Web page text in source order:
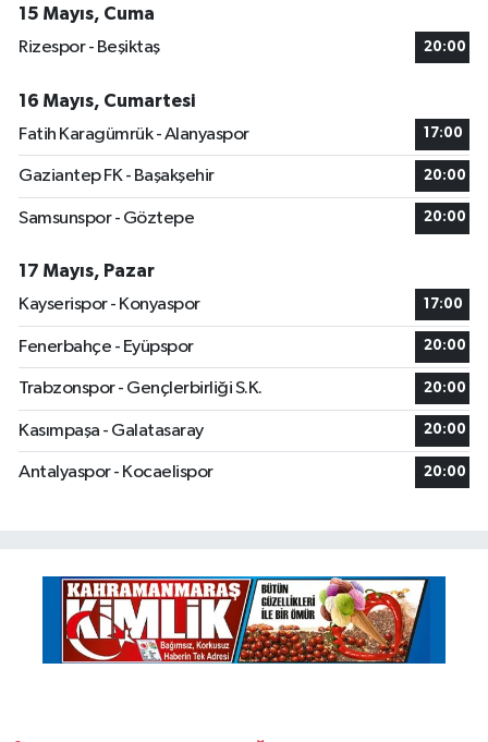
15 Mayıs, Cuma
Rizespor - Beşiktaş
20:00
16 Mayıs, Cumartesi
Fatih Karagümrük - Alanyaspor
17:00
Gaziantep FK - Başakşehir 20:00
Samsunspor - Göztepe 20:00
17 Mayıs, Pazar
Kayserispor - Konyaspor
17:00
Fenerbahçe - Eyüpspor 20:00
Trabzonspor - Gençlerbirliği S.K. 20:00
Kasımpaşa - Galatasaray 20:00
Antalyaspor - Kocaelispor 20:00